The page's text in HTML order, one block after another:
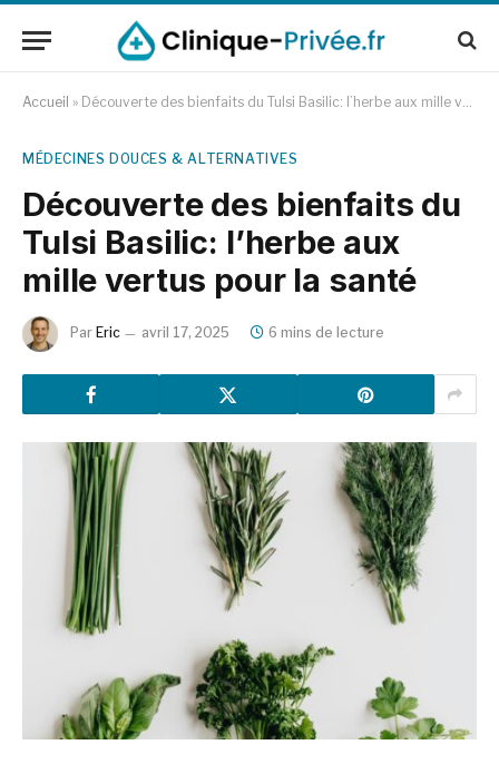
Accueil » Découverte des bienfaits du Tulsi Basilic: l’herbe aux mille vertus pour la santé
MÉDECINES DOUCES & ALTERNATIVES
Découverte des bienfaits du
Tulsi Basilic: l’herbe aux
mille vertus pour la santé
Par Eric avril 17, 2025 6 mins de lecture